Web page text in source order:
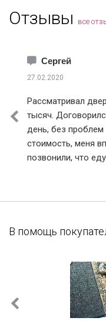
Отзывы все
Сергей
27.02.2020
Рассматривал
тысяч.
день, без проблем
стоимость, меня
позвонили, что
немного раньше
прошла
советы по уходу
двери новая
лестницы не
запенена хорошо,
презентабельный,
В помощь